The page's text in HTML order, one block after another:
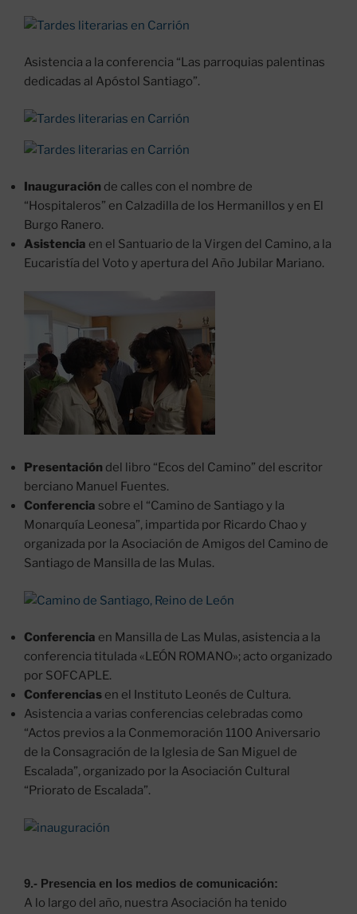
Asistencia a la conferencia “Las parroquias palentinas
dedicadas al Apóstol Santiago”.
Inauguración de calles con el nombre de
“Hospitaleros” en Calzadilla de los Hermanillos y en El
Burgo Ranero.
Asistencia en el Santuario de la Virgen del Camino, a la
Eucaristía del Voto y apertura del Año Jubilar Mariano.
Presentación del libro “Ecos del Camino” del escritor
berciano Manuel Fuentes.
Conferencia sobre el “Camino de Santiago y la
Monarquía Leonesa”, impartida por Ricardo Chao y
organizada por la Asociación de Amigos del Camino de
Santiago de Mansilla de las Mulas.
Conferencia en Mansilla de Las Mulas, asistencia a la
conferencia titulada «LEÓN ROMANO»; acto organizado
por SOFCAPLE.
Conferencias en el Instituto Leonés de Cultura.
Asistencia a varias conferencias celebradas como
“Actos previos a la Conmemoración 1100 Aniversario
de la Consagración de la Iglesia de San Miguel de
Escalada”, organizado por la Asociación Cultural
“Priorato de Escalada”.
9.- Presencia en los medios de comunicación:
A lo largo del año, nuestra Asociación ha tenido